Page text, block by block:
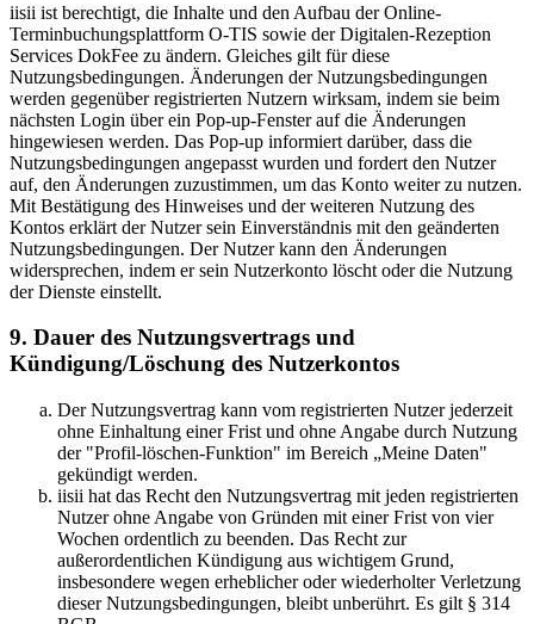
iisii ist berechtigt, die Inhalte und den Aufbau der Online-
Terminbuchungsplattform O-TIS sowie der Digitalen-Rezeption
Services DokFee zu ändern. Gleiches gilt für diese
Nutzungsbedingungen. Änderungen der Nutzungsbedingungen
werden gegenüber registrierten Nutzern wirksam, indem sie beim
nächsten Login über ein Pop-up-Fenster auf die Änderungen
hingewiesen werden. Das Pop-up informiert darüber, dass die
Nutzungsbedingungen angepasst wurden und fordert den Nutzer
auf, den Änderungen zuzustimmen, um das Konto weiter zu nutzen.
Mit Bestätigung des Hinweises und der weiteren Nutzung des
Kontos erklärt der Nutzer sein Einverständnis mit den geänderten
Nutzungsbedingungen. Der Nutzer kann den Änderungen
widersprechen, indem er sein Nutzerkonto löscht oder die Nutzung
der Dienste einstellt.
9. Dauer des Nutzungsvertrags und
Kündigung/Löschung des Nutzerkontos
Der Nutzungsvertrag kann vom registrierten Nutzer jederzeit
ohne Einhaltung einer Frist und ohne Angabe durch Nutzung
der "Profil-löschen-Funktion" im Bereich „Meine Daten"
gekündigt werden.
iisii hat das Recht den Nutzungsvertrag mit jeden registrierten
Nutzer ohne Angabe von Gründen mit einer Frist von vier
Wochen ordentlich zu beenden. Das Recht zur
außerordentlichen Kündigung aus wichtigem Grund,
insbesondere wegen erheblicher oder wiederholter Verletzung
dieser Nutzungsbedingungen, bleibt unberührt. Es gilt § 314